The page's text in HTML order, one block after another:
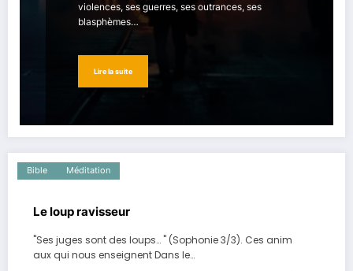
violences, ses guerres, ses outrances, ses
blasphèmes…
Lire la suite
Bible Méditation
Le loup ravisseur
"Ses juges sont des loups… " (Sophonie 3/3). Ces anim
aux qui nous enseignent Dans le…